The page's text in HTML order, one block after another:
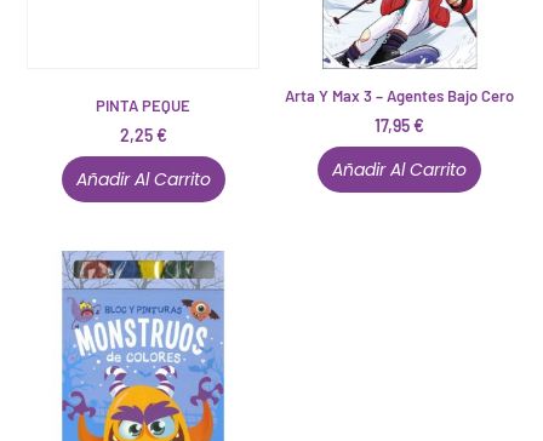
PINTA PEQUE
2,25€
Añadir Al Carrito
Arta Y Max 3 – Agentes Bajo Cero
17,95€
Añadir Al Carrito